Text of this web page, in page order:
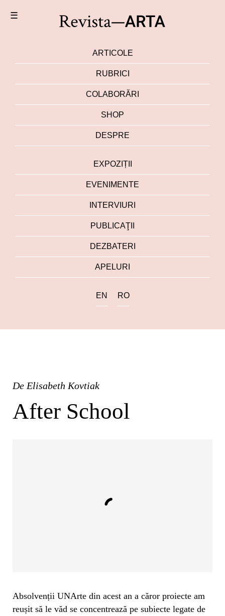
☰
ARTICOLE
RUBRICI
COLABORĂRI
SHOP
DESPRE
EXPOZIȚII
EVENIMENTE
INTERVIURI
PUBLICAŢII
DEZBATERI
APELURI
EN RO
De Elisabeth Kovtiak
After School
Absolvenții UNArte din acest an a căror proiecte am
reușit să le văd se concentrează pe subiecte legate de